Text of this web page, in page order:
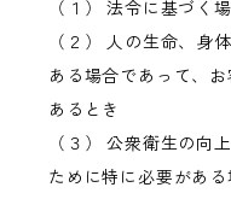
（１） 法令に基づく
（２） 人の生命、身
ある場合であって、
あるとき
（３） 公衆衛生の向
ために特に必要があ